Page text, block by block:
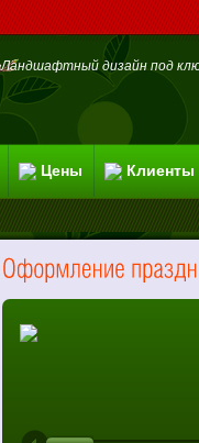
Ландшафтный дизайн под
Цены Клиенты